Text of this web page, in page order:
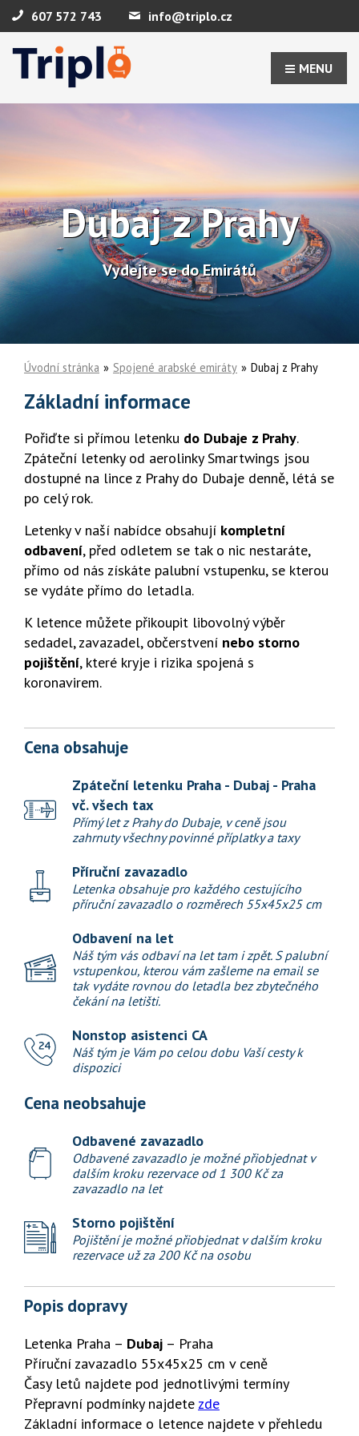
607 572 743 info@triplo.cz
MENU
Dubaj z Prahy
Vydejte se do Emirátů
Úvodní stránka Spojené arabské emiráty Dubaj z Prahy
Základní informace
Pořiďte si přímou letenku do Dubaje z Prahy.
Zpáteční letenky od aerolinky Smartwings jsou
dostupné na lince z Prahy do Dubaje denně, létá se
po celý rok.
Letenky v naší nabídce obsahují kompletní
odbavení, před odletem se tak o nic nestaráte,
přímo od nás získáte palubní vstupenku, se kterou
se vydáte přímo do letadla.
K letence můžete přikoupit libovolný výběr
sedadel, zavazadel, občerstvení nebo storno
pojištění, které kryje i rizika spojená s
koronavirem.
Cena obsahuje
Zpáteční letenku Praha - Dubaj - Praha
vč. všech tax
Přímý let z Prahy do Dubaje, v ceně jsou
zahrnuty všechny povinné příplatky a taxy
Příruční zavazadlo
Letenka obsahuje pro každého cestujícího
příruční zavazadlo o rozměrech 55x45x25 cm
Odbavení na let
Náš tým vás odbaví na let tam i zpět. S palubní
vstupenkou, kterou vám zašleme na email se
tak vydáte rovnou do letadla bez zbytečného
čekání na letišti.
Nonstop asistenci CA
Náš tým je Vám po celou dobu Vaší cesty k
dispozici
Cena neobsahuje
Odbavené zavazadlo
Odbavené zavazadlo je možné přiobjednat v
dalším kroku rezervace od 1 300 Kč za
zavazadlo na let
Storno pojištění
Pojištění je možné přiobjednat v dalším kroku
rezervace už za 200 Kč na osobu
Popis dopravy
Letenka Praha – Dubaj – Praha
Příruční zavazadlo 55x45x25 cm v ceně
Časy letů najdete pod jednotlivými termíny
Přepravní podmínky najdete zde
Základní informace o letence najdete v přehledu